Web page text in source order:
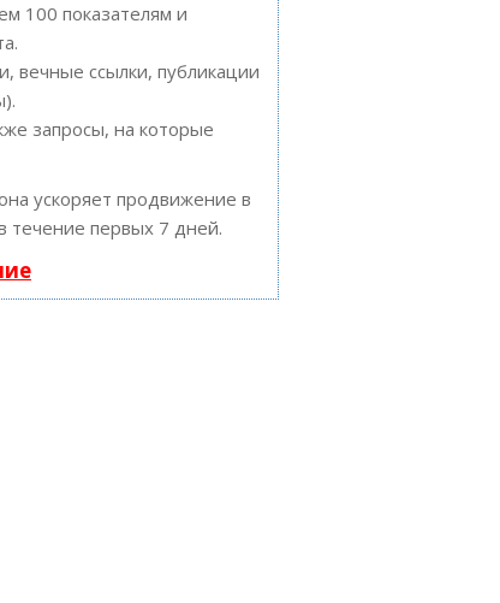
100 показателям и
вечные ссылки, публикации
запросы, на которые
ускоряет продвижение в
течение первых 7 дней.